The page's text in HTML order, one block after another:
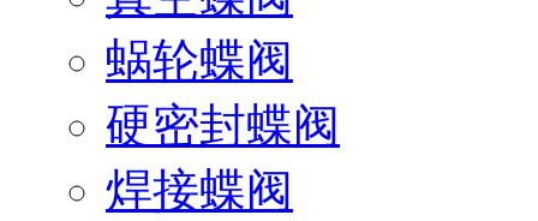
蜗轮蝶阀
硬密封蝶阀
焊接蝶阀